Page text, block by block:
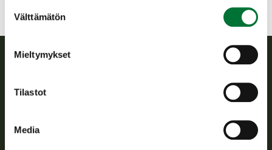
valinta
Välttämätön
Mieltymykset
Tilastot
Media
riistanhoitoyhdistysten toimintaa ja huolehtii riistapolitiikan
toimeenpanosta sekä vastaa sille säädetyistä julkisista